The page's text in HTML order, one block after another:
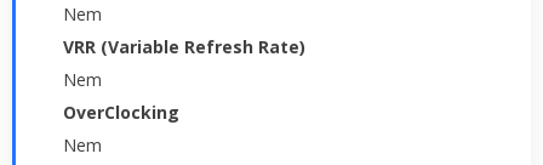
Nem
VRR (Variable Refresh Rate)
Nem
OverClocking
Nem